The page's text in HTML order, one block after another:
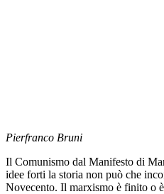
Pierfranco Bruni
Il Comunismo dal Manifesto di
idee forti la storia non può che
Novecento. Il marxismo è finito o